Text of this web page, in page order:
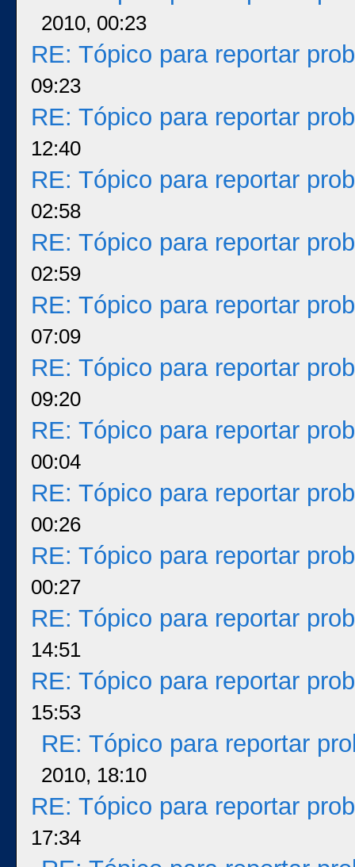
2010, 00:23
RE: Tópico para reportar
09:23
RE: Tópico para reportar
12:40
RE: Tópico para reportar
02:58
RE: Tópico para reportar
02:59
RE: Tópico para reportar
07:09
RE: Tópico para reportar
09:20
RE: Tópico para reportar
00:04
RE: Tópico para reportar
00:26
RE: Tópico para reportar
00:27
RE: Tópico para reportar
14:51
RE: Tópico para reportar
15:53
RE: Tópico para reportar
2010, 18:10
RE: Tópico para reportar
17:34